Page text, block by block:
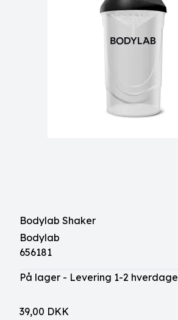
Bodylab Shaker
Bodylab
656181
På lager - Levering 1-2 hverdage
39,00 DKK